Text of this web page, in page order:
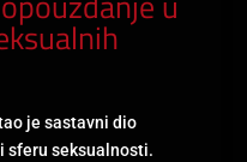
je sastavni dio
sferu seksualnosti.